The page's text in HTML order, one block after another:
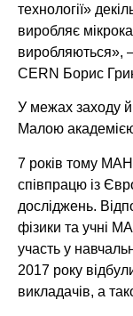
технології»
виробляє
виробляються»,
CERN Борис
У межах заходу
Малою
7 років тому
співпрацю із
досліджень.
фізики та учні
участь у
2017 року
викладачів, а